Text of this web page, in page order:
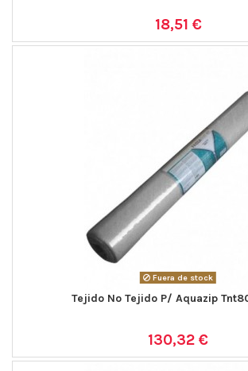
18,51 €
Fuera de stock
Tejido No Tejido P/ Aquazip
130,32 €